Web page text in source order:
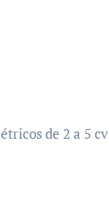
de 2 a 5 cv